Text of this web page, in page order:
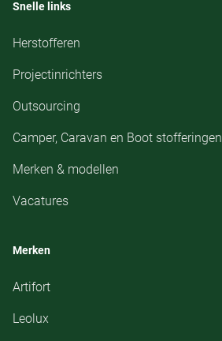
Snelle links
Herstofferen
Projectinrichters
Outsourcing
Camper, Caravan en Boot stofferingen
Merken & modellen
Vacatures
Merken
Artifort
Leolux